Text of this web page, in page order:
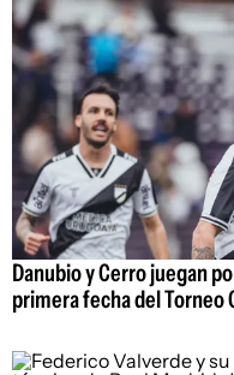
Danubio y Cerro juegan
primera fecha del Torneo